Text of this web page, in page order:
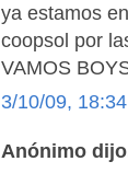
ya estamos
coopsol por
VAMOS
3/10/09, 18:34
Anónimo